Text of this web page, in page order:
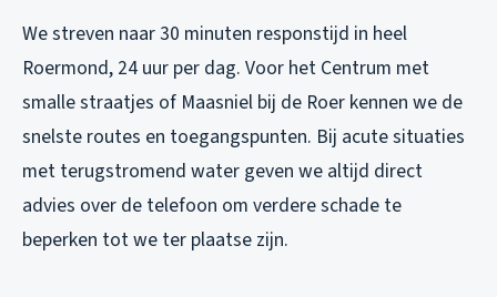
We streven naar 30 minuten responstijd in heel
Roermond, 24 uur per dag. Voor het Centrum met
smalle straatjes of Maasniel bij de Roer kennen we de
snelste routes en toegangspunten. Bij acute situaties
met terugstromend water geven we altijd direct
advies over de telefoon om verdere schade te
beperken tot we ter plaatse zijn.